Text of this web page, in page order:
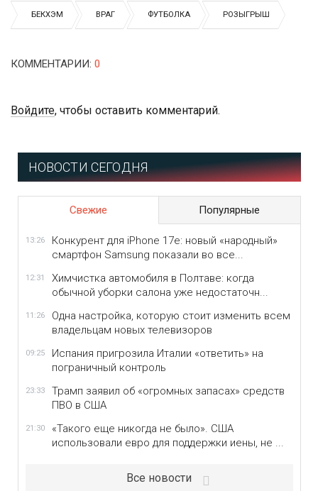
БЕКХЭМ ВРАГ ФУТБОЛКА РОЗЫГРЫШ
КОММЕНТАРИИ: 0
Войдите, чтобы оставить комментарий.
НОВОСТИ СЕГОДНЯ
Свежие Популярные
13:26
Конкурент для iPhone 17e: новый «народный»
смартфон Samsung показали во все...
12:31
Химчистка автомобиля в Полтаве: когда
обычной уборки салона уже недостаточн...
11:26
Одна настройка, которую стоит изменить всем
владельцам новых телевизоров
09:25
Испания пригрозила Италии «ответить» на
пограничный контроль
23:33
Трамп заявил об «огромных запасах» средств
ПВО в США
21:30
«Такого еще никогда не было». США
использовали евро для поддержки иены, не ...
Все новости